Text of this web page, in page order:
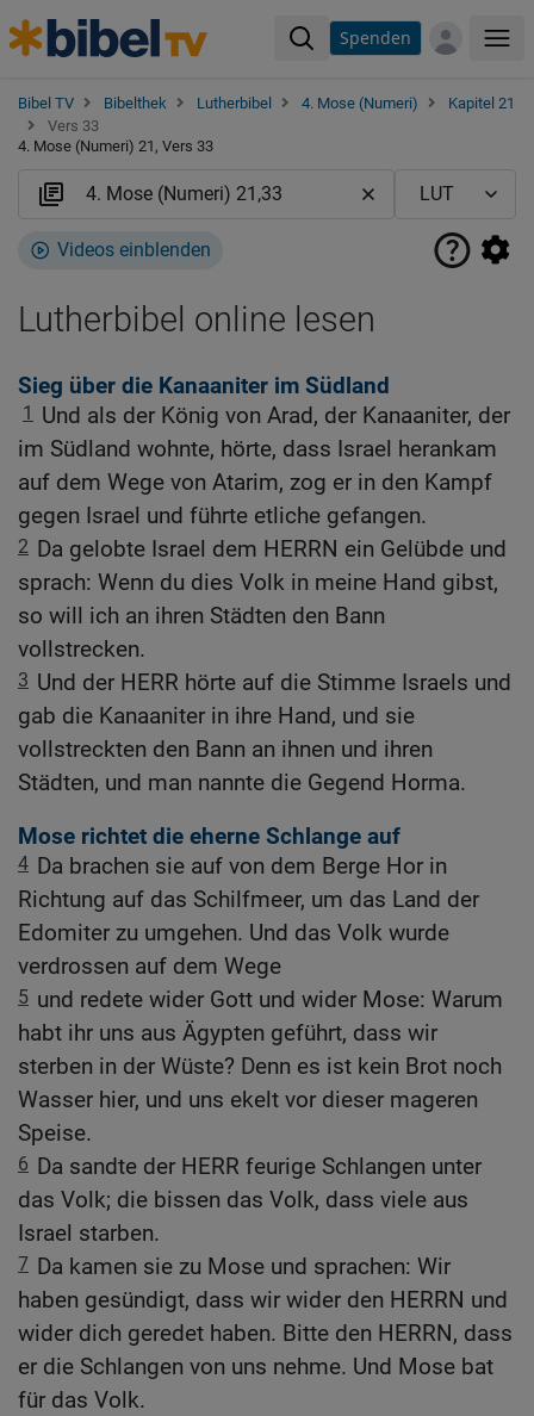
Spenden
Bibel TV Bibelthek Lutherbibel 4. Mose (Numeri)
Kapitel 21
Vers 33
4. Mose (Numeri) 21, Vers 33
Videos einblenden
Lutherbibel online lesen
Sieg über die Kanaaniter im Südland
1
Und als der König von Arad, der Kanaaniter, der
im Südland wohnte, hörte, dass Israel herankam
auf dem Wege von Atarim, zog er in den Kampf
gegen Israel und führte etliche gefangen.
2 Da gelobte Israel dem HERRN ein Gelübde und
sprach: Wenn du dies Volk in meine Hand gibst,
so will ich an ihren Städten den Bann
vollstrecken.
3 Und der HERR hörte auf die Stimme Israels und
gab die Kanaaniter in ihre Hand, und sie
vollstreckten den Bann an ihnen und ihren
Städten, und man nannte die Gegend Horma.
Mose richtet die eherne Schlange auf
4 Da brachen sie auf von dem Berge Hor in
Richtung auf das Schilfmeer, um das Land der
Edomiter zu umgehen. Und das Volk wurde
verdrossen auf dem Wege
5 und redete wider Gott und wider Mose: Warum
habt ihr uns aus Ägypten geführt, dass wir
sterben in der Wüste? Denn es ist kein Brot noch
Wasser hier, und uns ekelt vor dieser mageren
Speise.
6 Da sandte der HERR feurige Schlangen unter
das Volk; die bissen das Volk, dass viele aus
Israel starben.
7 Da kamen sie zu Mose und sprachen: Wir
haben gesündigt, dass wir wider den HERRN und
wider dich geredet haben. Bitte den HERRN, dass
er die Schlangen von uns nehme. Und Mose bat
für das Volk.